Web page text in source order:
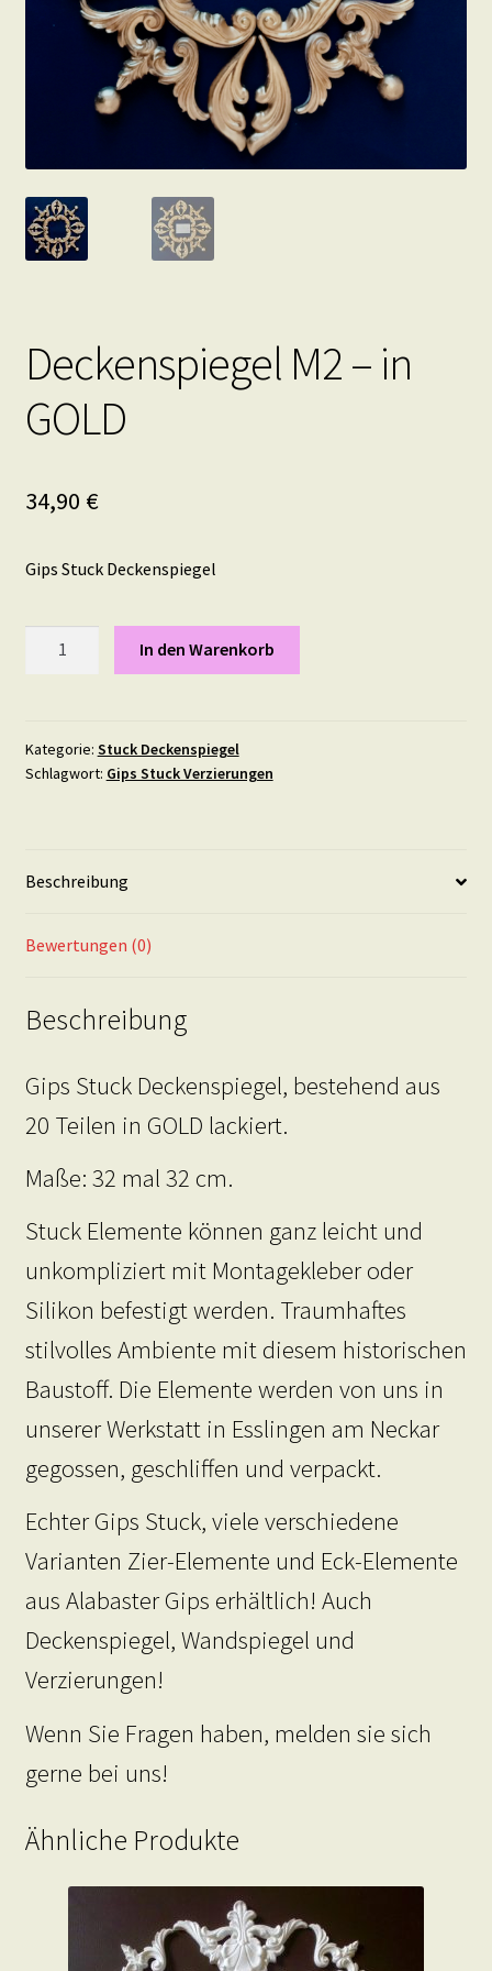
Deckenspiegel M2 – in
GOLD
34,90 €
Gips Stuck Deckenspiegel
GOLD
Menge
In den Warenkorb
Kategorie: Stuck Deckenspiegel
Schlagwort: Gips Stuck Verzierungen
Beschreibung
Bewertungen (0)
Beschreibung
Gips Stuck Deckenspiegel, bestehend aus
20 Teilen in GOLD lackiert.
Maße: 32 mal 32 cm.
Stuck Elemente können ganz leicht und
unkompliziert mit Montagekleber oder
Silikon befestigt werden. Traumhaftes
stilvolles Ambiente mit diesem historischen
Baustoff. Die Elemente werden von uns in
unserer Werkstatt in Esslingen am Neckar
gegossen, geschliffen und verpackt.
Echter Gips Stuck, viele verschiedene
Varianten Zier-Elemente und Eck-Elemente
aus Alabaster Gips erhältlich! Auch
Deckenspiegel, Wandspiegel und
Verzierungen!
Wenn Sie Fragen haben, melden sie sich
gerne bei uns!
Ähnliche Produkte